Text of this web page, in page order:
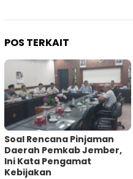
POS TERKAIT
‎Soal Rencana Pinjaman
Daerah Pemkab Jember,
Ini Kata Pengamat
Kebijakan ‎